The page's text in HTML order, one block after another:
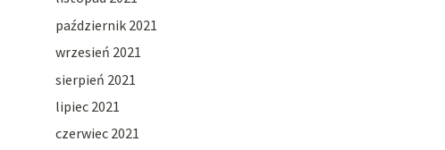
październik 2021
wrzesień 2021
sierpień 2021
lipiec 2021
czerwiec 2021